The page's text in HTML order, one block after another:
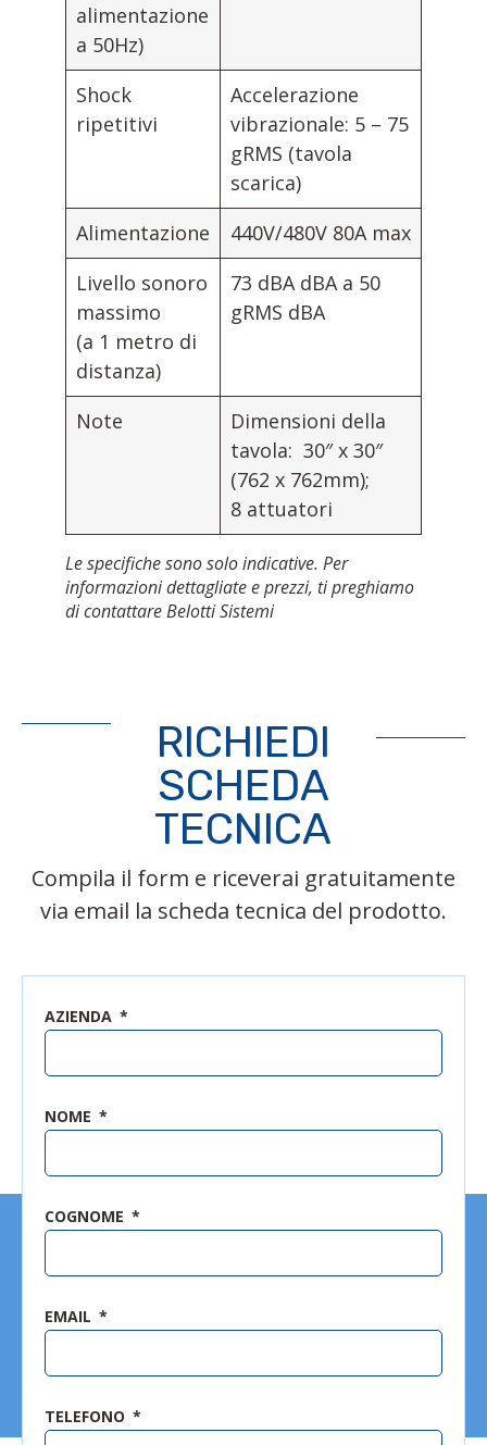
alimentazione
a 50Hz)
Shock
ripetitivi
Accelerazione
vibrazionale: 5 – 75
gRMS (tavola
scarica)
Alimentazione
440V/480V 80A max
Livello sonoro
massimo
(a 1 metro di
distanza)
73 dBA dBA a 50
gRMS dBA
Note
Dimensioni della
tavola: 30″ x 30″
(762 x 762mm);
8 attuatori
Le specifiche sono solo indicative. Per
informazioni dettagliate e prezzi, ti preghiamo
di contattare Belotti Sistemi
RICHIEDI
SCHEDA
TECNICA
Compila il form e riceverai gratuitamente
via email la scheda tecnica del prodotto.
AZIENDA
NOME
COGNOME
EMAIL
TELEFONO